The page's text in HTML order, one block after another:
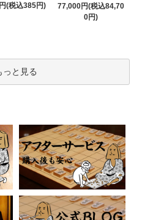
(税込385円)
77,000円(税込84,70
0円)
っと見る